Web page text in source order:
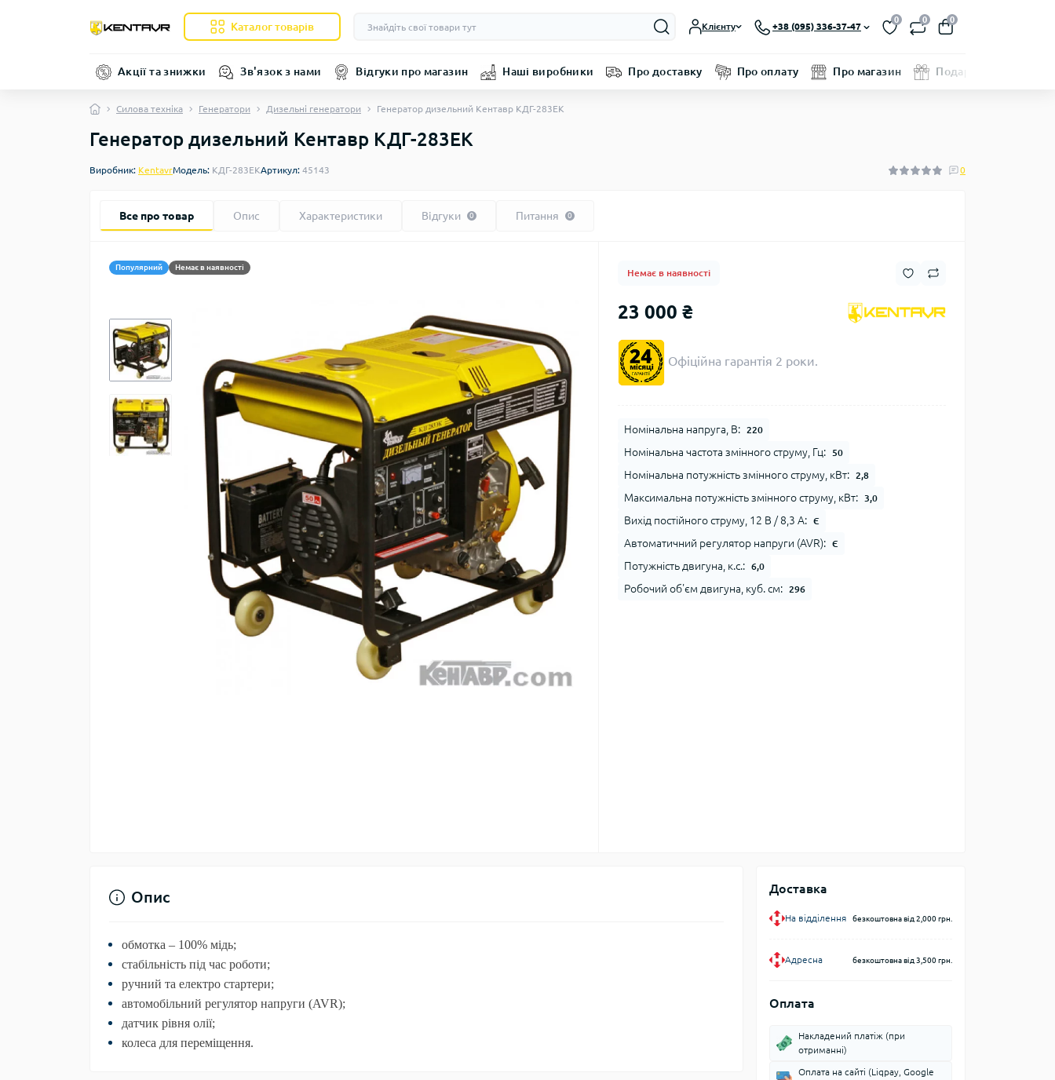
Каталог товарів Клієнту +38 (095) 336-37-47
0 0 0
Акції та знижки Зв'язок з нами Відгуки про магазин Наші виробники Про доставку Про оплату Про магазин Подарунковий
Силова техніка Генератори Дизельні генератори Генератор дизельний Кентавр КДГ-283ЕК
Генератор дизельний Кентавр КДГ-283ЕК
Виробник: KentavrМодель: КДГ-283ЕКАртикул: 45143 0
Все про товар Опис Характеристики Відгуки 0 Питання 0
Популярний Немає в наявності
Немає в наявності
23 000 ₴
Офіційна гарантія 2 роки.
Номінальна напруга, В: 220
Номінальна частота змінного струму, Гц: 50
Номінальна потужність змінного струму, кВт: 2,8
Максимальна потужність змінного струму, кВт: 3,0
Вихід постійного струму, 12 В / 8,3 А: Є
Автоматичний регулятор напруги (AVR): Є
Потужність двигуна, к.с.: 6,0
Робочий об'єм двигуна, куб. см: 296
Доставка
На відділення безкоштовна від 2,000 грн.
Адресна безкоштовна від 3,500 грн.
Оплата
Накладений платіж (при
отриманні)
Оплата на сайті (Liqpay, Google
Опис
обмотка – 100% мідь;
стабільність під час роботи;
ручний та електро стартери;
автомобільний регулятор напруги (AVR);
датчик рівня олії;
колеса для переміщення.